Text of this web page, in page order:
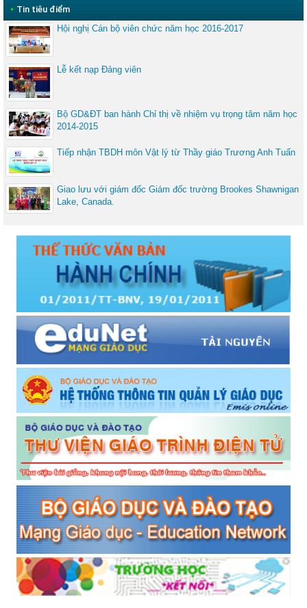
• Tin tiêu điểm
Hội nghị Cán bộ viên chức năm học 2016-2017
Lễ kết nạp Đảng viên
Bộ GD&ĐT ban hành Chỉ thị về nhiệm vụ trọng tâm năm học
2014-2015
Tiếp nhận TBDH môn Vật lý từ Thầy giáo Trương Anh Tuấn
Giao lưu với giám đốc Giám đốc trường Brookes Shawnigan
Lake, Canada.